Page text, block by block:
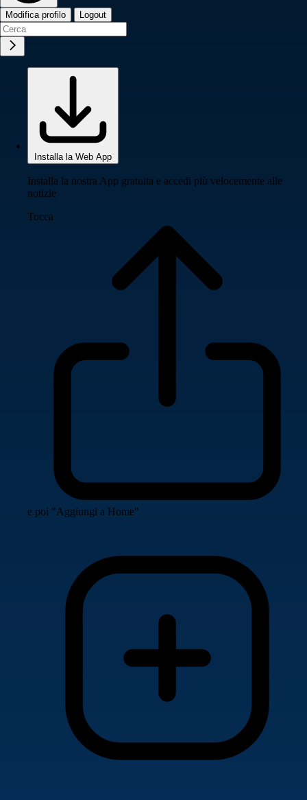
Modifica profilo Logout
Installa la Web App
Installa la nostra App gratuita e accedi più velocemente alle
notizie
Tocca
e poi "Aggiungi a Home"